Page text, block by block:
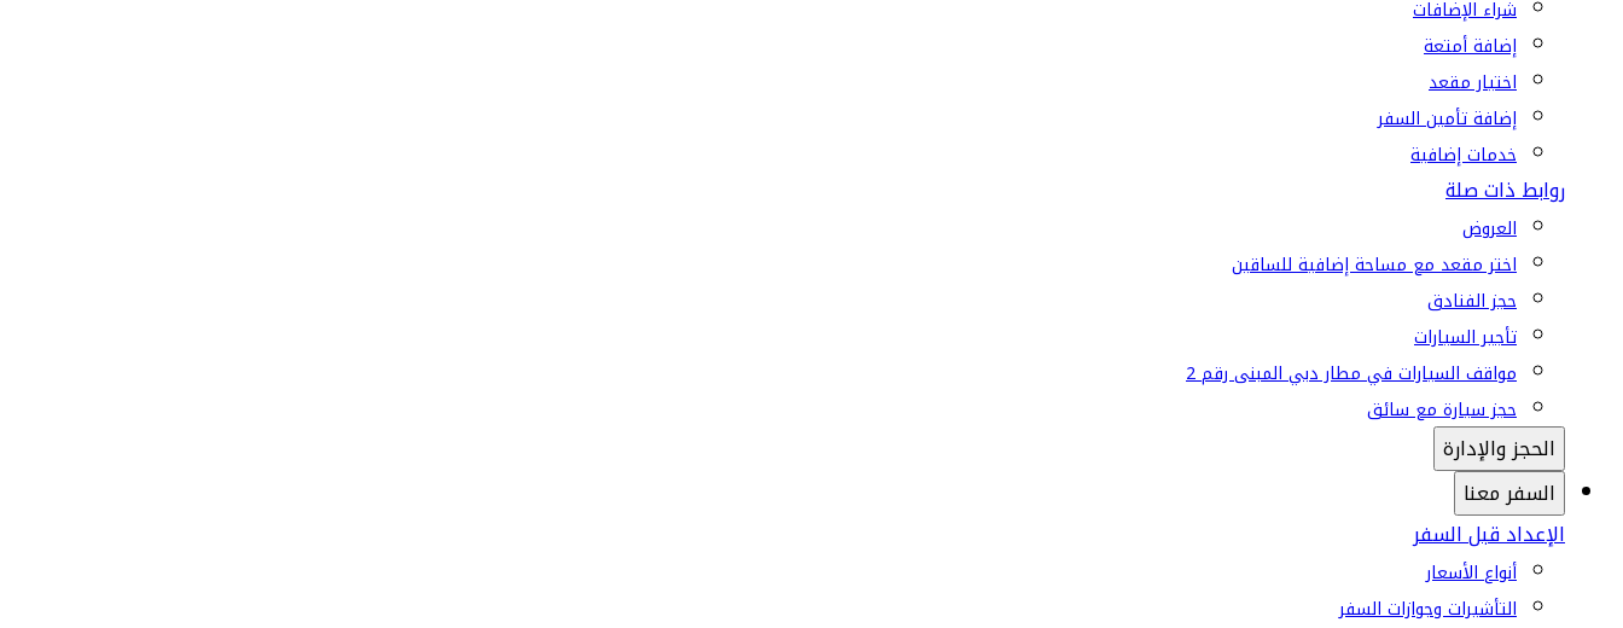
شراء الإضافات
إضافة أمتعة
اختيار مقعد
إضافة تأمين السفر
خدمات إضافية
روابط ذات صلة
العروض
اختر مقعد مع مساحة إضافية للساقين
حجز الفنادق
تأجير السيارات
مواقف السيارات في مطار دبي المبنى رقم 2
حجز سيارة مع سائق
الحجز والإدارة
السفر معنا
الإعداد قبل السفر
أنواع الأسعار
التأشيرات وجوازات السفر